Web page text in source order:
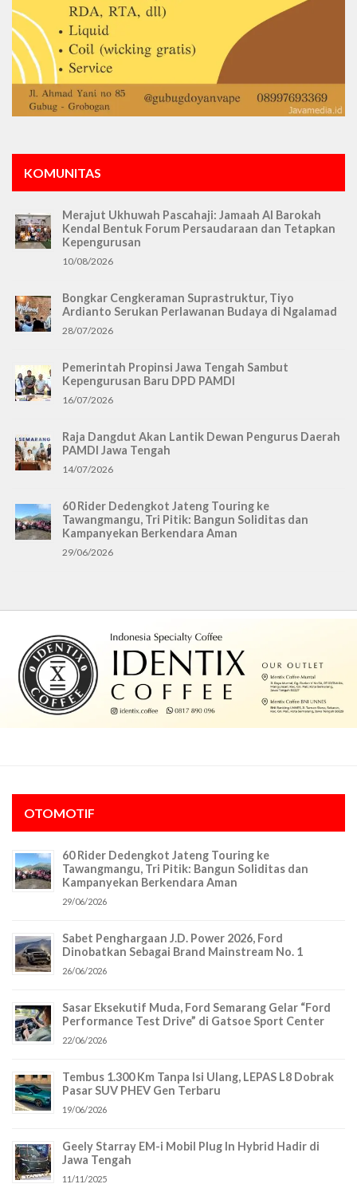
KOMUNITAS
Merajut Ukhuwah Pascahaji: Jamaah Al Barokah
Kendal Bentuk Forum Persaudaraan dan Tetapkan
Kepengurusan
10/08/2026
Bongkar Cengkeraman Suprastruktur, Tiyo
Ardianto Serukan Perlawanan Budaya di Ngalamad
28/07/2026
Pemerintah Propinsi Jawa Tengah Sambut
Kepengurusan Baru DPD PAMDI
16/07/2026
Raja Dangdut Akan Lantik Dewan Pengurus Daerah
PAMDI Jawa Tengah
14/07/2026
60 Rider Dedengkot Jateng Touring ke
Tawangmangu, Tri Pitik: Bangun Soliditas dan
Kampanyekan Berkendara Aman
29/06/2026
OTOMOTIF
60 Rider Dedengkot Jateng Touring ke
Tawangmangu, Tri Pitik: Bangun Soliditas dan
Kampanyekan Berkendara Aman
29/06/2026
Sabet Penghargaan J.D. Power 2026, Ford
Dinobatkan Sebagai Brand Mainstream No. 1
26/06/2026
Sasar Eksekutif Muda, Ford Semarang Gelar “Ford
Performance Test Drive” di Gatsoe Sport Center
22/06/2026
Tembus 1.300 Km Tanpa Isi Ulang, LEPAS L8 Dobrak
Pasar SUV PHEV Gen Terbaru
19/06/2026
Geely Starray EM-i Mobil Plug In Hybrid Hadir di
Jawa Tengah
11/11/2025